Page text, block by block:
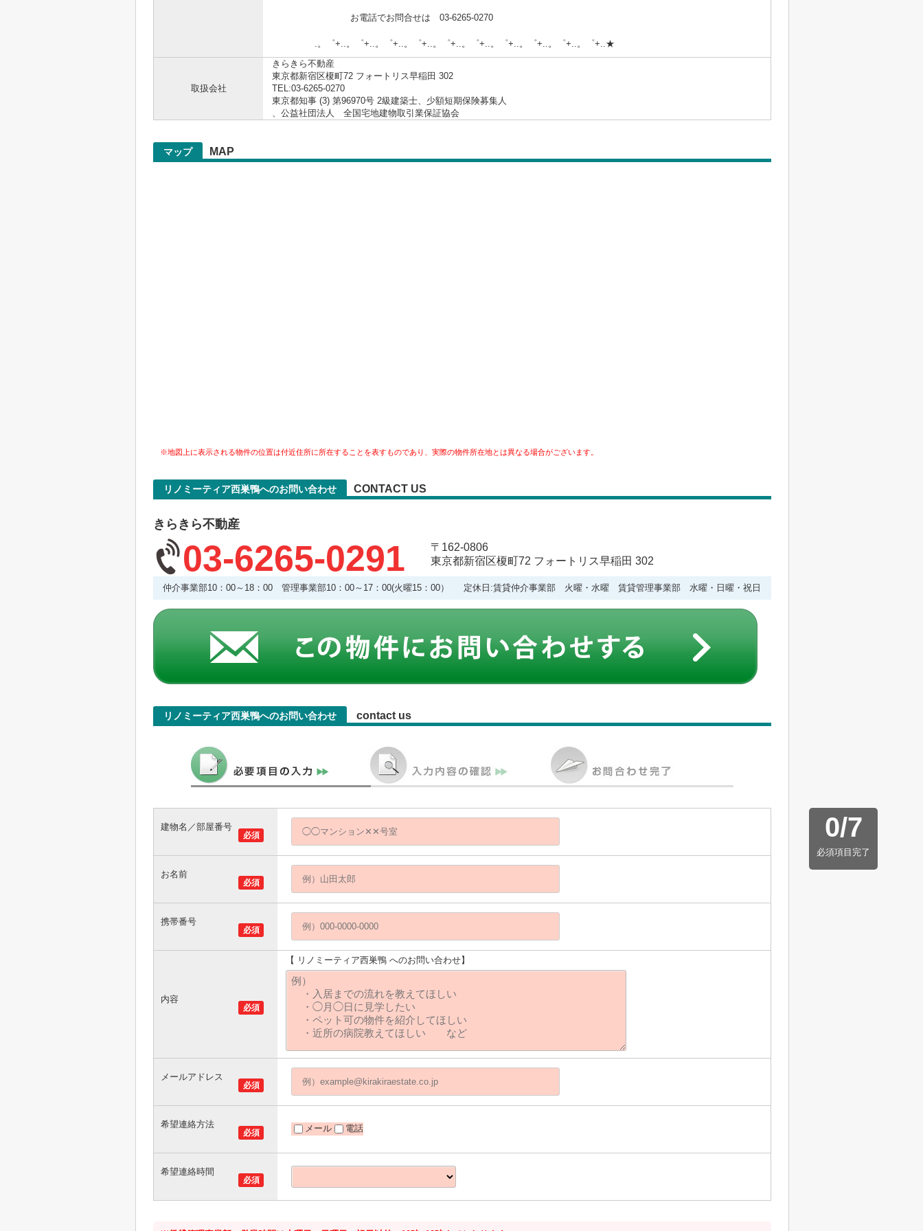
お電話でお問合せは 03-6265-0270
.。゜+..。゜+..。゜+..。゜+..。゜+..。゜+..。゜+..。゜+..。゜+..。゜+..★
取扱会社
きらきら不動産
東京都新宿区榎町72 フォートリス早稲田 302
TEL:03-6265-0270
東京都知事 (3) 第96970号 2級建築士、少額短期保険募集人
、公益社団法人 全国宅地建物取引業保証協会
マップ MAP
※地図上に表示される物件の位置は付近住所に所在することを表すものであり、実際の物件所在地とは異なる場合がございます。
リノミーティア西巣鴨へのお問い合わせ CONTACT US
きらきら不動産
03-6265-0291
〒162-0806
東京都新宿区榎町72 フォートリス早稲田 302
仲介事業部10：00～18：00 管理事業部10：00～17：00(火曜15：00） 定休日:賃貸仲介事業部 火曜・水曜 賃貸管理事業部 水曜・日曜・祝日
リノミーティア西巣鴨へのお問い合わせ contact us
0/7
必須項目完了
必須
建物名／部屋番号
必須
お名前
必須
携帯番号
必須
内容
【 リノミーティア西巣鴨 へのお問い合わせ】
必須
メールアドレス
必須
希望連絡方法 メール 電話
必須
希望連絡時間